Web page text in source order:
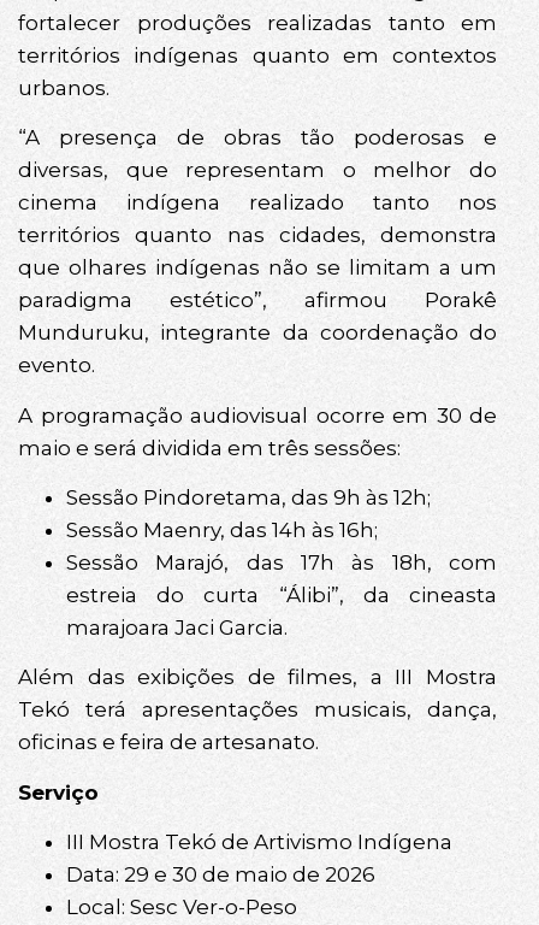
fortalecer produções realizadas tanto em
territórios indígenas quanto em contextos
urbanos.
“A presença de obras tão poderosas e
diversas, que representam o melhor do
cinema indígena realizado tanto nos
territórios quanto nas cidades, demonstra
que olhares indígenas não se limitam a um
paradigma estético”, afirmou Porakê
Munduruku, integrante da coordenação do
evento.
A programação audiovisual ocorre em 30 de
maio e será dividida em três sessões:
Sessão Pindoretama, das 9h às 12h;
Sessão Maenry, das 14h às 16h;
Sessão Marajó, das 17h às 18h, com
estreia do curta “Álibi”, da cineasta
marajoara Jaci Garcia.
Além das exibições de filmes, a III Mostra
Tekó terá apresentações musicais, dança,
oficinas e feira de artesanato.
Serviço
III Mostra Tekó de Artivismo Indígena
Data: 29 e 30 de maio de 2026
Local: Sesc Ver-o-Peso